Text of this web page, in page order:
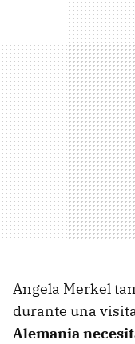
Angela Merkel
durante una
Alemania